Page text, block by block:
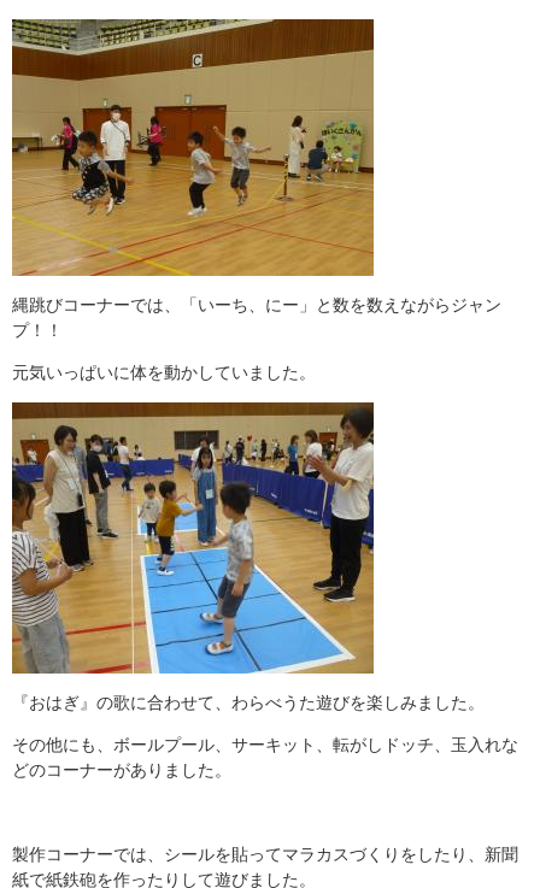
縄跳びコーナーでは、「いーち、にー」と数を数えながらジャン
プ！！
元気いっぱいに体を動かしていました。
『おはぎ』の歌に合わせて、わらべうた遊びを楽しみました。
その他にも、ボールプール、サーキット、転がしドッチ、玉入れな
どのコーナーがありました。
製作コーナーでは、シールを貼ってマラカスづくりをしたり、新聞
紙で紙鉄砲を作ったりして遊びました。